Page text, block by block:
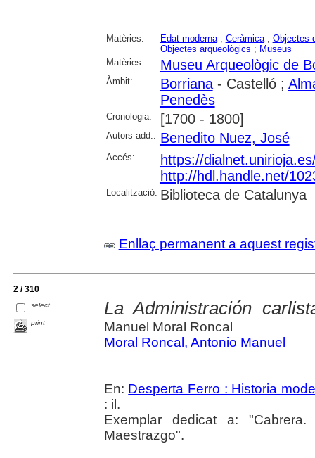
Matèries: Edat moderna; Ceràmica; Objectes
Objectes arqueològics ; Museus
Matèries:
Museu Arqueològic de
Àmbit: Borriana- Castelló ;
Penedès
Cronologia: [1700 - 1800]
Autors add.: Benedito Nuez, José
Accés:
https://
http://hdl.handle.net/
Localització: Biblioteca de Catalunya
Enllaç permanent a aquest
2 / 310
select
print
La Administración
Manuel Moral Roncal
Moral Roncal, Antonio Manuel
En: Desperta Ferro : Historia
: il.
Exemplar dedicat a:
Maestrazgo".